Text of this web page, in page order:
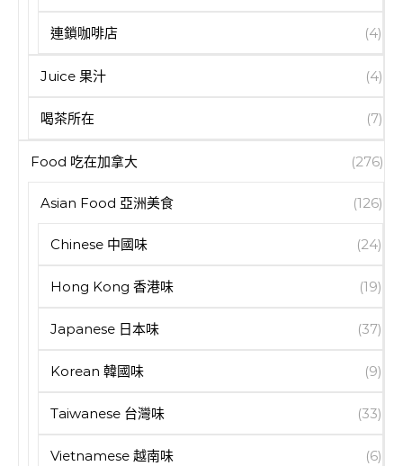
連鎖咖啡店 (4)
Juice 果汁 (4)
喝茶所在 (7)
Food 吃在加拿大 (276)
Asian Food 亞洲美食 (126)
Chinese 中國味 (24)
Hong Kong 香港味 (19)
Japanese 日本味 (37)
Korean 韓國味 (9)
Taiwanese 台灣味 (33)
Vietnamese 越南味 (6)